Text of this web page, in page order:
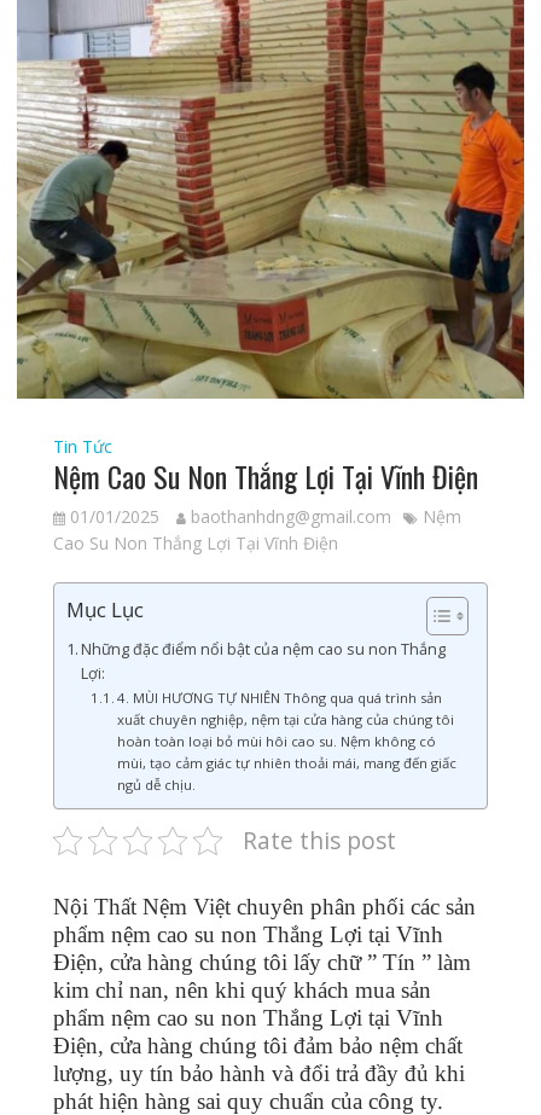
Tin Tức
Nệm Cao Su Non Thắng Lợi Tại Vĩnh Điện
01/01/2025 baothanhdng@gmail.com
Nệm
Cao Su Non Thắng Lợi Tại Vĩnh Điện
Mục Lục
Những đặc điểm nổi bật của nệm cao su non Thắng
Lợi:
4. MÙI HƯƠNG TỰ NHIÊN Thông qua quá trình sản
xuất chuyên nghiệp, nệm tại cửa hàng của chúng tôi
hoàn toàn loại bỏ mùi hôi cao su. Nệm không có
mùi, tạo cảm giác tự nhiên thoải mái, mang đến giấc
ngủ dễ chịu.
Rate this post
Nội Thất Nệm Việt chuyên phân phối các sản
phẩm nệm cao su non Thắng Lợi tại Vĩnh
Điện, cửa hàng chúng tôi lấy chữ ” Tín ” làm
kim chỉ nan, nên khi quý khách mua sản
phẩm nệm cao su non Thắng Lợi tại Vĩnh
Điện, cửa hàng chúng tôi đảm bảo nệm chất
lượng, uy tín bảo hành và đổi trả đầy đủ khi
phát hiện hàng sai quy chuẩn của công ty.